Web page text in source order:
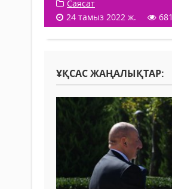
Саясат
24 тамыз 2022 ж.
681
ҰҚСАС ЖАҢАЛЫҚТАР: